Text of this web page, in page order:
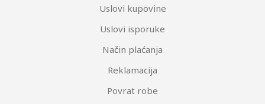
Uslovi kupovine
Uslovi isporuke
Način plaćanja
Reklamacija
Povrat robe